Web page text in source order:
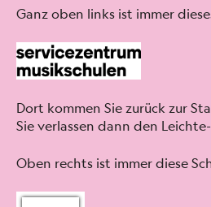
Ganz oben links ist immer
Dort kom­men Sie zurück zur
Sie ver­lassen dann den
Oben rechts ist immer diese